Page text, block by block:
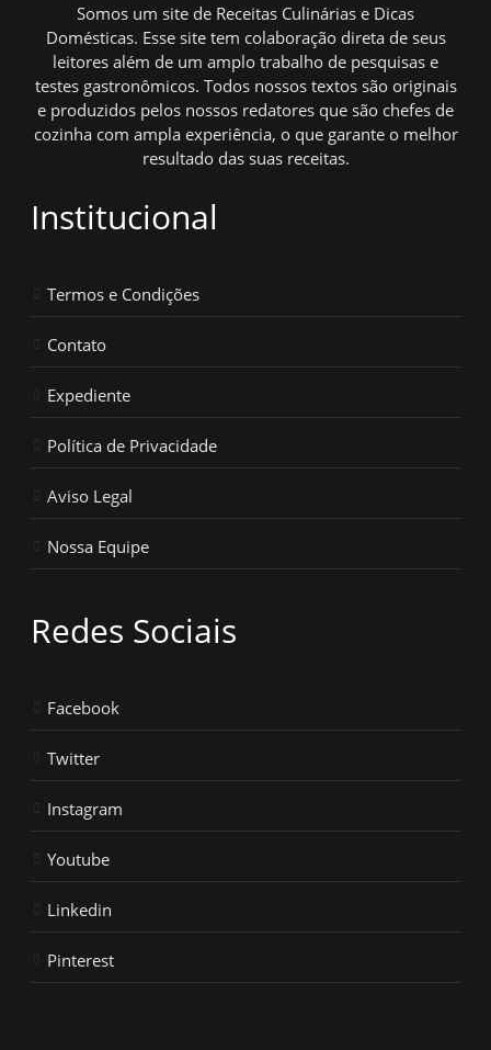
Somos um site de Receitas Culinárias e Dicas
Domésticas. Esse site tem colaboração direta de seus
leitores além de um amplo trabalho de pesquisas e
testes gastronômicos. Todos nossos textos são originais
e produzidos pelos nossos redatores que são chefes de
cozinha com ampla experiência, o que garante o melhor
resultado das suas receitas.
Institucional
Termos e Condições
Contato
Expediente
Política de Privacidade
Aviso Legal
Nossa Equipe
Redes Sociais
Facebook
Twitter
Instagram
Youtube
Linkedin
Pinterest